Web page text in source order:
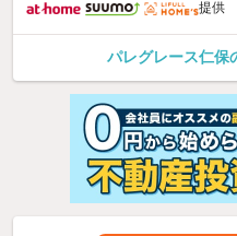
提供
パレグレース仁保